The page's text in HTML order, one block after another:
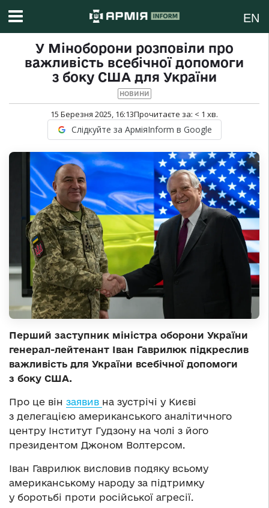
EN
У Міноборони розповіли про
важливість всебічної допомоги
з боку США для України
НОВИНИ
15 Березня 2025, 16:13Прочитаєте за: < 1 хв.
Слідкуйте за АрміяInform в Google
Перший заступник міністра оборони України
генерал-лейтенант Іван Гаврилюк підкреслив
важливість для України всебічної допомоги
з боку США.
Про це він заявив на зустрічі у Києві
з делегацією американського аналітичного
центру Інститут Гудзону на чолі з його
президентом Джоном Волтерсом.
Іван Гаврилюк висловив подяку всьому
американському народу за підтримку
у боротьбі проти російської агресії.